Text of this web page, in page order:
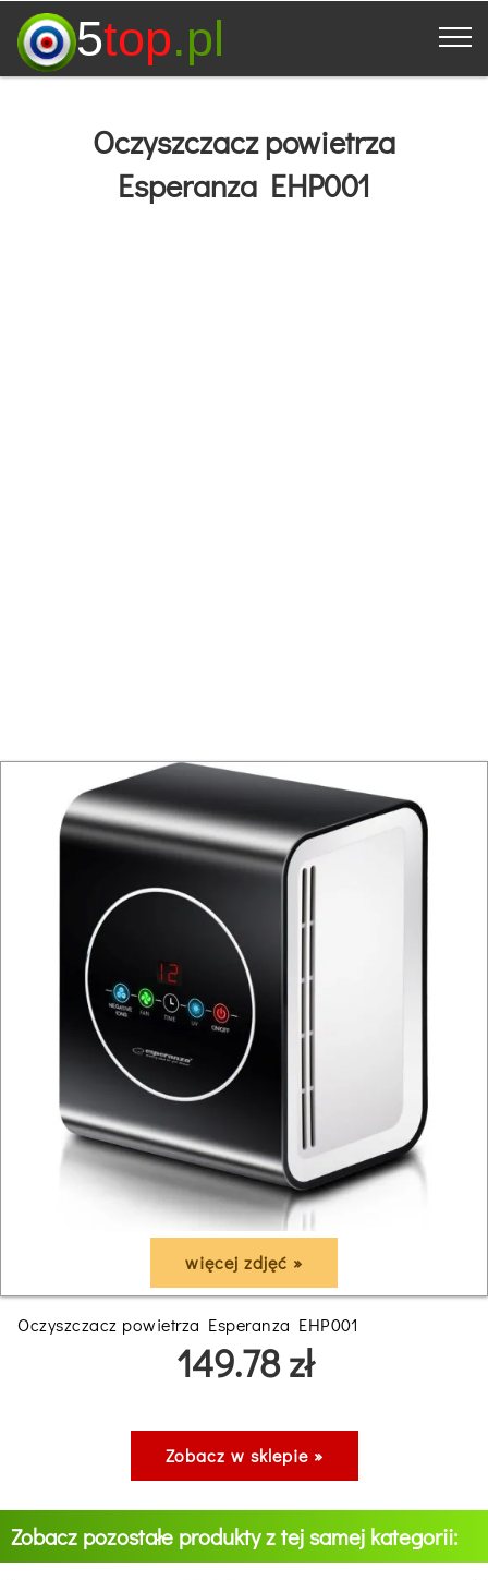
5top.pl
Oczyszczacz powietrza
Esperanza EHP001
więcej zdjęć »
Oczyszczacz powietrza Esperanza EHP001
149.78 zł
Zobacz w sklepie »
Zobacz pozostałe produkty z tej samej kategorii: